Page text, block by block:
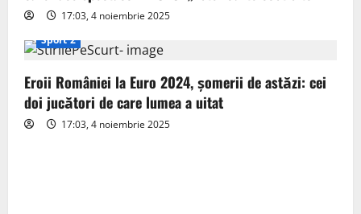
o
n
17:03, 4 noiembrie 2025
Sport 2
Eroii României la Euro 2024, șomerii de astăzi: cei
doi jucători de care lumea a uitat
17:03, 4 noiembrie 2025